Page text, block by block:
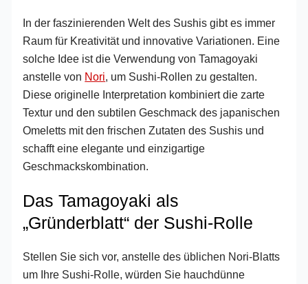
In der faszinierenden Welt des Sushis gibt es immer
Raum für Kreativität und innovative Variationen. Eine
solche Idee ist die Verwendung von Tamagoyaki
anstelle von Nori, um Sushi-Rollen zu gestalten.
Diese originelle Interpretation kombiniert die zarte
Textur und den subtilen Geschmack des japanischen
Omeletts mit den frischen Zutaten des Sushis und
schafft eine elegante und einzigartige
Geschmackskombination.
Das Tamagoyaki als
„Gründerblatt“ der Sushi-Rolle
Stellen Sie sich vor, anstelle des üblichen Nori-Blatts
um Ihre Sushi-Rolle, würden Sie hauchdünne